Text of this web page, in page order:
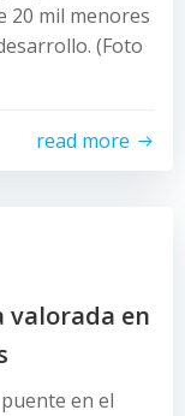
20 mil menores
(Foto
read more
valorada en
en el